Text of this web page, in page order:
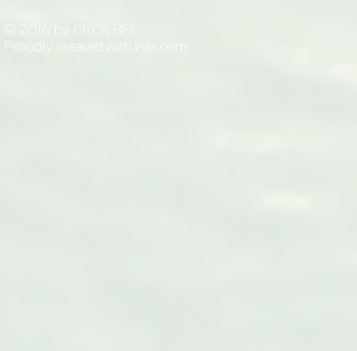
© 2016 by CRCK BFC.
Proudly created with Wix.com